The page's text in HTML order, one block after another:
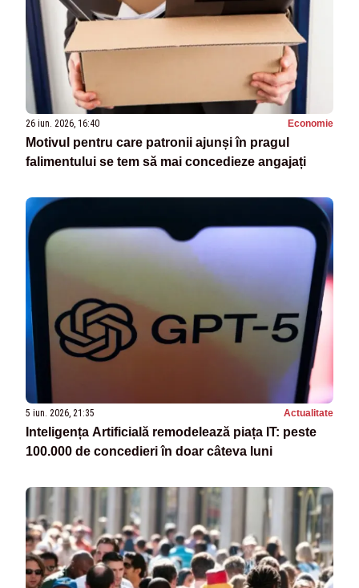
26 iun. 2026, 16:40 Economie
Motivul pentru care patronii ajunși în pragul
falimentului se tem să mai concedieze angajați
5 iun. 2026, 21:35 Actualitate
Inteligența Artificială remodelează piața IT: peste
100.000 de concedieri în doar câteva luni